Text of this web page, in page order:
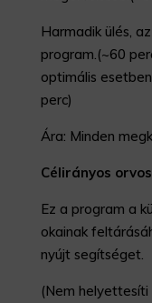
Harmadik ülés,
program.(~60
optimális
perc)
Ára: Minden
Célirányos
Ez a program a
okainak
nyújt segítséget.
(Nem